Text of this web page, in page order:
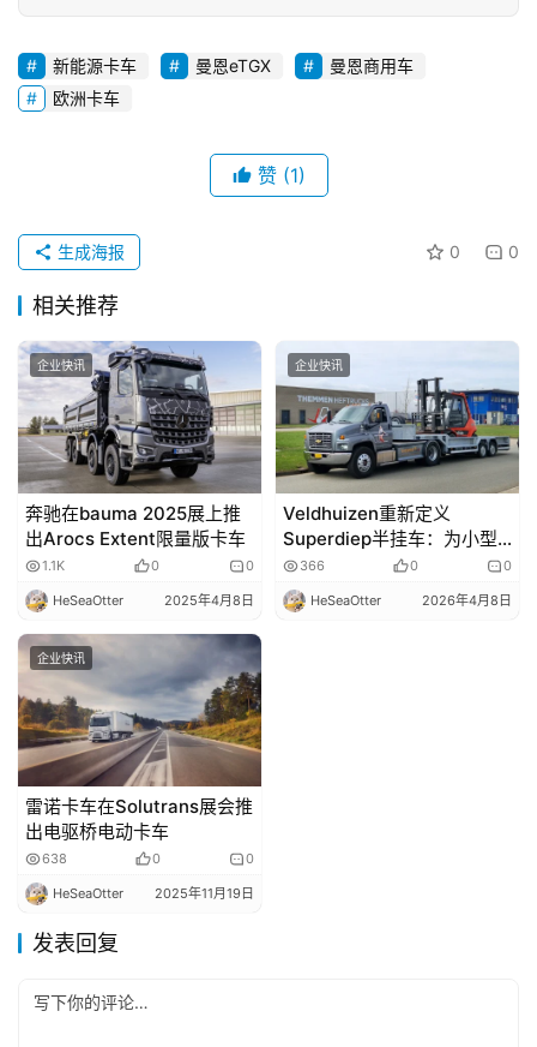
新能源卡车 曼恩eTGX
曼恩商用车
欧洲卡车
赞 (1)
0 0
生成海报
相关推荐
企业快讯
奔驰在bauma 2025展上推
出Arocs Extent限量版卡车
1.1K 0 0
HeSeaOtter 2025年4月8日
企业快讯
Veldhuizen重新定义
Superdiep半挂车：为小型
机械装载而生
366 0 0
HeSeaOtter 2026年4月8日
企业快讯
雷诺卡车在Solutrans展会推
出电驱桥电动卡车
638 0 0
HeSeaOtter 2025年11月19日
发表回复